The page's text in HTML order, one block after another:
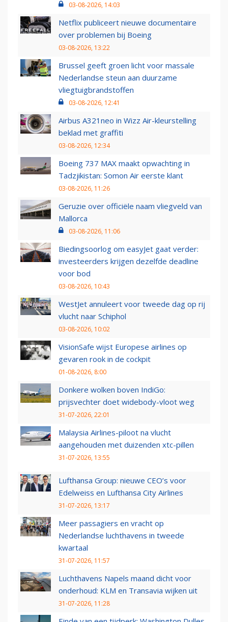
03-08-2026, 14:03
Netflix publiceert nieuwe documentaire
over problemen bij Boeing
03-08-2026, 13:22
Brussel geeft groen licht voor massale
Nederlandse steun aan duurzame
vliegtuigbrandstoffen
03-08-2026, 12:41
Airbus A321neo in Wizz Air-kleurstelling
beklad met graffiti
03-08-2026, 12:34
Boeing 737 MAX maakt opwachting in
Tadzjikistan: Somon Air eerste klant
03-08-2026, 11:26
Geruzie over officiële naam vliegveld van
Mallorca
03-08-2026, 11:06
Biedingsoorlog om easyJet gaat verder:
investeerders krijgen dezelfde deadline
voor bod
03-08-2026, 10:43
WestJet annuleert voor tweede dag op rij
vlucht naar Schiphol
03-08-2026, 10:02
VisionSafe wijst Europese airlines op
gevaren rook in de cockpit
01-08-2026, 8:00
Donkere wolken boven IndiGo:
prijsvechter doet widebody-vloot weg
31-07-2026, 22:01
Malaysia Airlines-piloot na vlucht
aangehouden met duizenden xtc-pillen
31-07-2026, 13:55
Lufthansa Group: nieuwe CEO’s voor
Edelweiss en Lufthansa City Airlines
31-07-2026, 13:17
Meer passagiers en vracht op
Nederlandse luchthavens in tweede
kwartaal
31-07-2026, 11:57
Luchthavens Napels maand dicht voor
onderhoud: KLM en Transavia wijken uit
31-07-2026, 11:28